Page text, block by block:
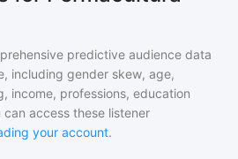
predictive audience data
, including gender skew, age,
income, professions, education
can access these listener
your account.